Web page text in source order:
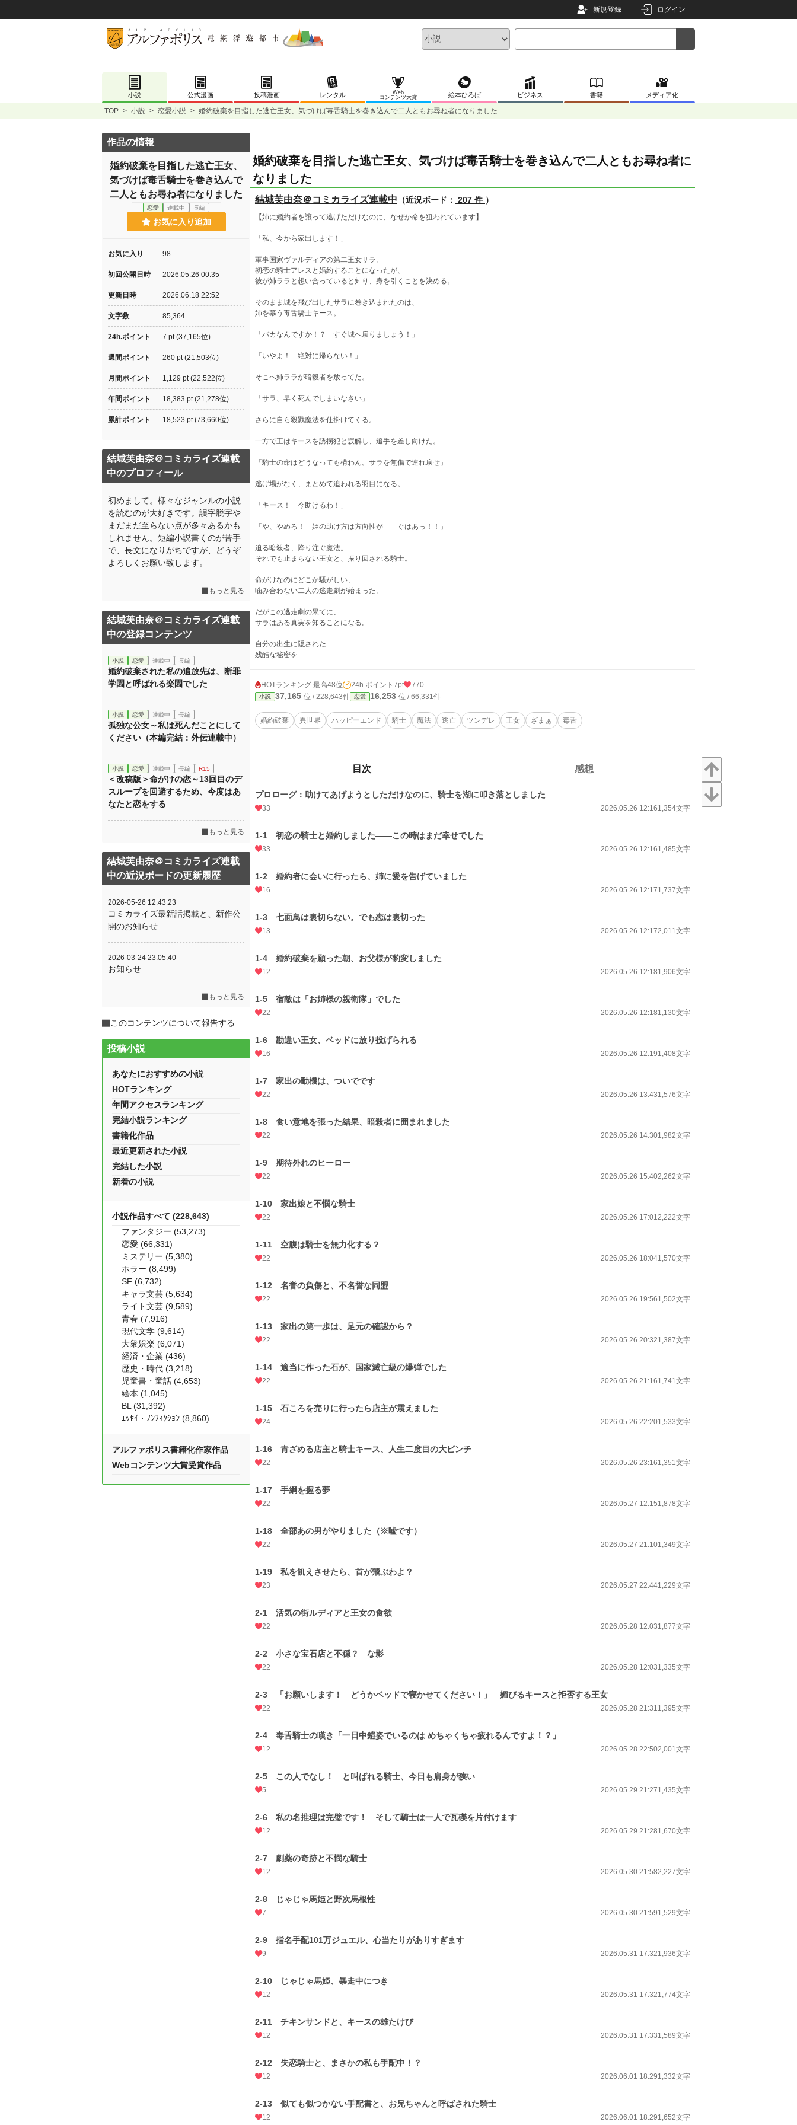
新規登録 ログイン
小説 公式漫画 投稿漫画 レンタル
Web
コンテンツ大賞
絵本ひろば ビジネス 書籍 メディア化
TOP > 小説 > 恋愛小説 > 婚約破棄を目指した逃亡王女、気づけば毒舌騎士を巻き込んで二人ともお尋ね者になりました
婚約破棄を目指した逃亡王女、気づけば毒舌騎士を巻き込んで二人ともお尋ね者に
なりました
結城芙由奈＠コミカライズ連載中 （近況ボード： 207 件 ）
【姉に婚約者を譲って逃げただけなのに、なぜか命を狙われています】
「私、今から家出します！」
軍事国家ヴァルディアの第二王女サラ。
初恋の騎士アレスと婚約することになったが、
彼が姉ララと想い合っていると知り、身を引くことを決める。
そのまま城を飛び出したサラに巻き込まれたのは、
姉を慕う毒舌騎士キース。
「バカなんですか！？ すぐ城へ戻りましょう！」
「いやよ！ 絶対に帰らない！」
そこへ姉ララが暗殺者を放ってた。
「サラ、早く死んでしまいなさい」
さらに自ら殺戮魔法を仕掛けてくる。
一方で王はキースを誘拐犯と誤解し、追手を差し向けた。
「騎士の命はどうなっても構わん。サラを無傷で連れ戻せ」
逃げ場がなく、まとめて追われる羽目になる。
「キース！ 今助けるわ！」
「や、やめろ！ 姫の助け方は方向性が――ぐはあっ！！」
迫る暗殺者、降り注ぐ魔法。
それでも止まらない王女と、振り回される騎士。
命がけなのにどこか騒がしい、
噛み合わない二人の逃走劇が始まった。
だがこの逃走劇の果てに、
サラはある真実を知ることになる。
自分の出生に隠された
残酷な秘密を――
HOTランキング 最高48位 24h.ポイント 7pt 770
小説 37,165 位 / 228,643件 恋愛 16,253 位 / 66,331件
婚約破棄 異世界 ハッピーエンド 騎士 魔法 逃亡 ツンデレ 王女 ざまぁ 毒舌
目次 感想
プロローグ：助けてあげようとしただけなのに、騎士を湖に叩き落としました
33 2026.05.26 12:161,354文字
1-1 初恋の騎士と婚約しました――この時はまだ幸せでした
33 2026.05.26 12:161,485文字
1-2 婚約者に会いに行ったら、姉に愛を告げていました
16 2026.05.26 12:171,737文字
1-3 七面鳥は裏切らない。でも恋は裏切った
13 2026.05.26 12:172,011文字
1-4 婚約破棄を願った朝、お父様が豹変しました
12 2026.05.26 12:181,906文字
1-5 宿敵は「お姉様の親衛隊」でした
22 2026.05.26 12:181,130文字
1-6 勘違い王女、ベッドに放り投げられる
16 2026.05.26 12:191,408文字
1-7 家出の動機は、ついでです
22 2026.05.26 13:431,576文字
1-8 食い意地を張った結果、暗殺者に囲まれました
22 2026.05.26 14:301,982文字
1-9 期待外れのヒーロー
22 2026.05.26 15:402,262文字
1-10 家出娘と不憫な騎士
22 2026.05.26 17:012,222文字
1-11 空腹は騎士を無力化する？
22 2026.05.26 18:041,570文字
1-12 名誉の負傷と、不名誉な同盟
22 2026.05.26 19:561,502文字
1-13 家出の第一歩は、足元の確認から？
22 2026.05.26 20:321,387文字
1-14 適当に作った石が、国家滅亡級の爆弾でした
22 2026.05.26 21:161,741文字
1-15 石ころを売りに行ったら店主が震えました
24 2026.05.26 22:201,533文字
1-16 青ざめる店主と騎士キース、人生二度目の大ピンチ
22 2026.05.26 23:161,351文字
1-17 手綱を握る夢
22 2026.05.27 12:151,878文字
1-18 全部あの男がやりました（※嘘です）
22 2026.05.27 21:101,349文字
1-19 私を飢えさせたら、首が飛ぶわよ？
23 2026.05.27 22:441,229文字
2-1 活気の街ルディアと王女の食欲
22 2026.05.28 12:031,877文字
2-2 小さな宝石店と不穏？ な影
22 2026.05.28 12:031,335文字
2-3 「お願いします！ どうかベッドで寝かせてください！」 媚びるキースと拒否する王女
22 2026.05.28 21:311,395文字
2-4 毒舌騎士の嘆き「一日中鎧姿でいるのは めちゃくちゃ疲れるんですよ！？」
12 2026.05.28 22:502,001文字
2-5 この人でなし！ と叫ばれる騎士、今日も肩身が狭い
5 2026.05.29 21:271,435文字
2-6 私の名推理は完璧です！ そして騎士は一人で瓦礫を片付けます
12 2026.05.29 21:281,670文字
2-7 劇薬の奇跡と不憫な騎士
12 2026.05.30 21:582,227文字
2-8 じゃじゃ馬姫と野次馬根性
7 2026.05.30 21:591,529文字
2-9 指名手配101万ジュエル、心当たりがありすぎます
9 2026.05.31 17:321,936文字
2-10 じゃじゃ馬姫、暴走中につき
12 2026.05.31 17:321,774文字
2-11 チキンサンドと、キースの雄たけび
12 2026.05.31 17:331,589文字
2-12 失恋騎士と、まさかの私も手配中！？
12 2026.06.01 18:291,332文字
2-13 似ても似つかない手配書と、お兄ちゃんと呼ばされた騎士
12 2026.06.01 18:291,652文字
作品の情報
婚約破棄を目指した逃亡王女、
気づけば毒舌騎士を巻き込んで
二人ともお尋ね者になりました
恋愛 連載中 長編
お気に入り追加
お気に入り 98
初回公開日時 2026.05.26 00:35
更新日時 2026.06.18 22:52
文字数 85,364
24h.ポイント 7 pt (37,165位)
週間ポイント 260 pt (21,503位)
月間ポイント 1,129 pt (22,522位)
年間ポイント 18,383 pt (21,278位)
累計ポイント 18,523 pt (73,660位)
結城芙由奈＠コミカライズ連載
中のプロフィール
初めまして。様々なジャンルの小説
を読むのが大好きです。誤字脱字や
まだまだ至らない点が多々あるかも
しれません。短編小説書くのが苦手
で、長文になりがちですが、どうぞ
よろしくお願い致します。
もっと見る
結城芙由奈＠コミカライズ連載
中の登録コンテンツ
小説 恋愛 連載中 長編
婚約破棄された私の追放先は、断罪
学園と呼ばれる楽園でした
小説 恋愛 連載中 長編
孤独な公女～私は死んだことにして
ください（本編完結：外伝連載中）
小説 恋愛 連載中 長編 R15
＜改稿版＞命がけの恋～13回目のデ
スループを回避するため、今度はあ
なたと恋をする
もっと見る
結城芙由奈＠コミカライズ連載
中の近況ボードの更新履歴
2026-05-26 12:43:23
コミカライズ最新話掲載と、新作公
開のお知らせ
2026-03-24 23:05:40
お知らせ
もっと見る
このコンテンツについて報告する
投稿小説
あなたにおすすめの小説
HOTランキング
年間アクセスランキング
完結小説ランキング
書籍化作品
最近更新された小説
完結した小説
新着の小説
小説作品すべて (228,643)
ファンタジー (53,273)
恋愛 (66,331)
ミステリー (5,380)
ホラー (8,499)
SF (6,732)
キャラ文芸 (5,634)
ライト文芸 (9,589)
青春 (7,916)
現代文学 (9,614)
大衆娯楽 (6,071)
経済・企業 (436)
歴史・時代 (3,218)
児童書・童話 (4,653)
絵本 (1,045)
BL (31,392)
ｴｯｾｲ・ﾉﾝﾌｨｸｼｮﾝ (8,860)
アルファポリス書籍化作家作品
Webコンテンツ大賞受賞作品